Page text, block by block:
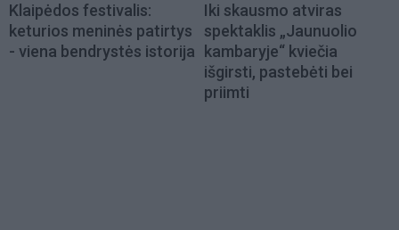
Klaipėdos festivalis:
keturios meninės patirtys
- viena bendrystės istorija
Iki skausmo atviras
spektaklis „Jaunuolio
kambaryje“ kviečia
išgirsti, pastebėti bei
priimti